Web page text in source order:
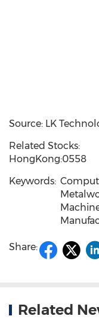
Source: LK
Related Stocks:
HongKong:0558
Keywords:
Share:
Related